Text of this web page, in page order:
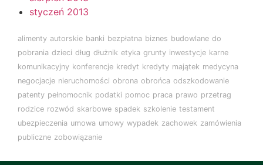
styczeń 2013
alimenty autorskie banki bezpłatna biznes budowlane do
pobrania dzieci dług dłużnik etyka grunty inwestycje karne
komunikacyjny konferencje kredyt kredyty majątek medycyna
negocjacje nieruchomości obrona obrońca odszkodowanie
patenty pełnomocnik podatki pomoc praca prawo przetrag
rodzice rozwód skarbowe spadek szkolenie testament
ubezpieczenia umowa umowy wypadek zachowek zamówienia
publiczne zobowiązanie